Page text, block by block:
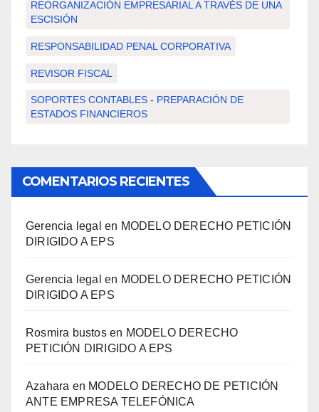
REORGANIZACIÓN EMPRESARIAL A TRAVÉS DE UNA
ESCISIÓN
RESPONSABILIDAD PENAL CORPORATIVA
REVISOR FISCAL
SOPORTES CONTABLES - PREPARACIÓN DE
ESTADOS FINANCIEROS
COMENTARIOS RECIENTES
Gerencia legal en MODELO DERECHO PETICIÓN
DIRIGIDO A EPS
Gerencia legal en MODELO DERECHO PETICIÓN
DIRIGIDO A EPS
Rosmira bustosen MODELO DERECHO
PETICIÓN DIRIGIDO A EPS
Azahara en MODELO DERECHO DE PETICIÓN
ANTE EMPRESA TELEFÓNICA